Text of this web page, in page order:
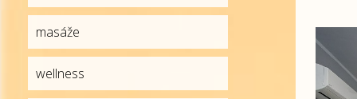
masáže
wellness